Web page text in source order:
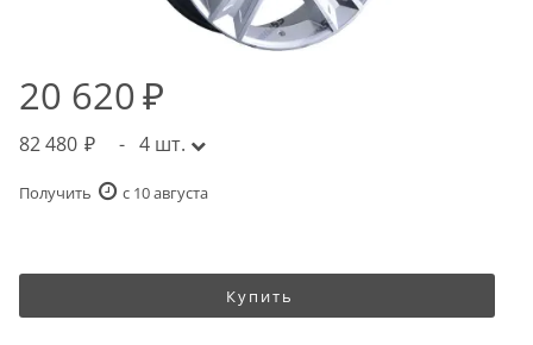
20 620
82 480 - 4 шт.
Получить c 10 августа
Купить